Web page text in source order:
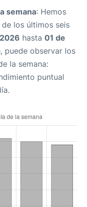
semana: Hemos
los últimos seis
hasta 01 de
puede observar los
la semana:
puntual